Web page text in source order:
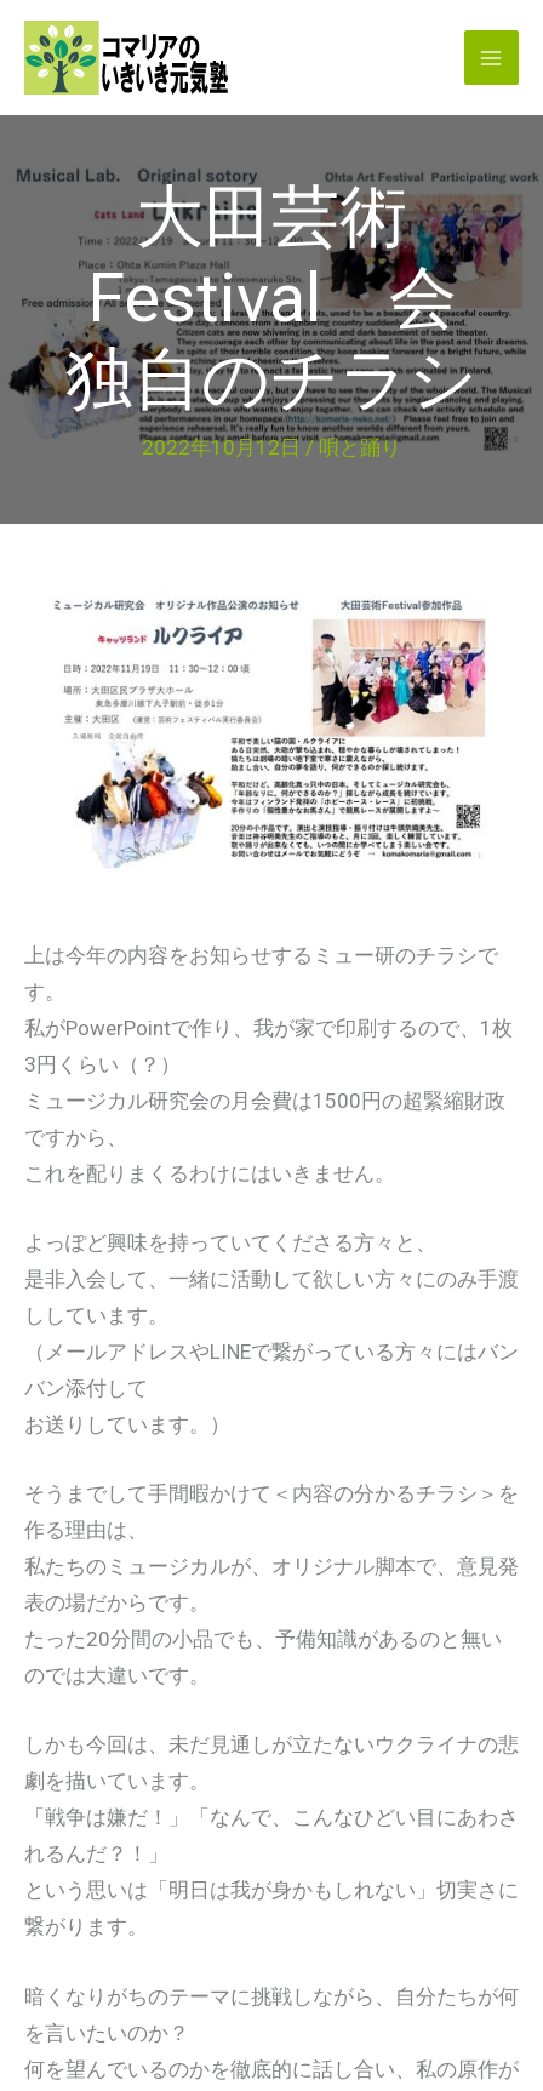
キ
大田芸術
Festival 会
独自のチラシ
2022年10月12日/唄と踊り
上は今年の内容をお知らせするミュー研のチラシで
す。
私がPowerPointで作り、我が家で印刷するので、1枚
3円くらい（？）
ミュージカル研究会の月会費は1500円の超緊縮財政
ですから、
これを配りまくるわけにはいきません。
よっぽど興味を持っていてくださる方々と、
是非入会して、一緒に活動して欲しい方々にのみ手渡
ししています。
（メールアドレスやLINEで繋がっている方々にはバン
バン添付して
お送りしています。）
そうまでして手間暇かけて＜内容の分かるチラシ＞を
作る理由は、
私たちのミュージカルが、オリジナル脚本で、意見発
表の場だからです。
たった20分間の小品でも、予備知識があるのと無い
のでは大違いです。
しかも今回は、未だ見通しが立たないウクライナの悲
劇を描いています。
「戦争は嫌だ！」「なんで、こんなひどい目にあわさ
れるんだ？！」
という思いは「明日は我が身かもしれない」切実さに
繋がります。
暗くなりがちのテーマに挑戦しながら、自分たちが何
を言いたいのか？
何を望んでいるのかを徹底的に話し合い、私の原作が